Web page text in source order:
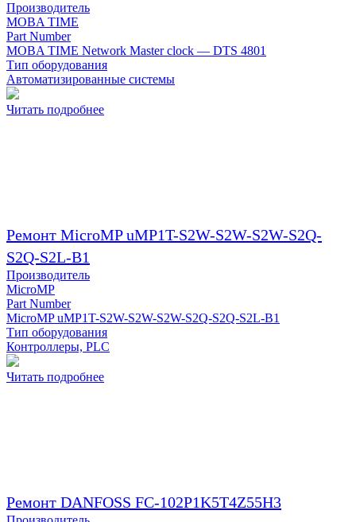
Производитель
MOBA TIME
Part Number
MOBA TIME Network Master clock — DTS 4801
Тип оборудования
Автоматизированные системы
Читать подробнее
Ремонт MicroMP uMP1T-S2W-S2W-S2W-S2Q-
S2Q-S2L-B1
Производитель
MicroMP
Part Number
MicroMP uMP1T-S2W-S2W-S2W-S2Q-S2Q-S2L-B1
Тип оборудования
Контроллеры, PLC
Читать подробнее
Ремонт DANFOSS FC-102P1K5T4Z55H3